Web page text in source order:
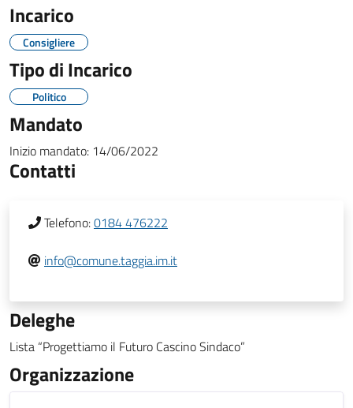
Incarico
Consigliere
Tipo di Incarico
Politico
Mandato
Inizio mandato: 14/06/2022
Contatti
Telefono:0184 476222
info@comune.taggia.im.it
Deleghe
Lista “Progettiamo il Futuro Cascino Sindaco”
Organizzazione